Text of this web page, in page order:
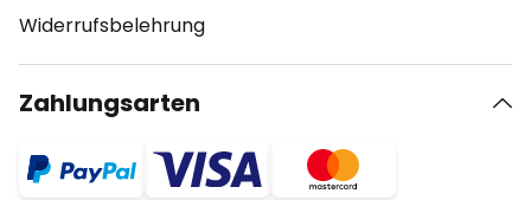
Widerrufsbelehrung
Zahlungsarten